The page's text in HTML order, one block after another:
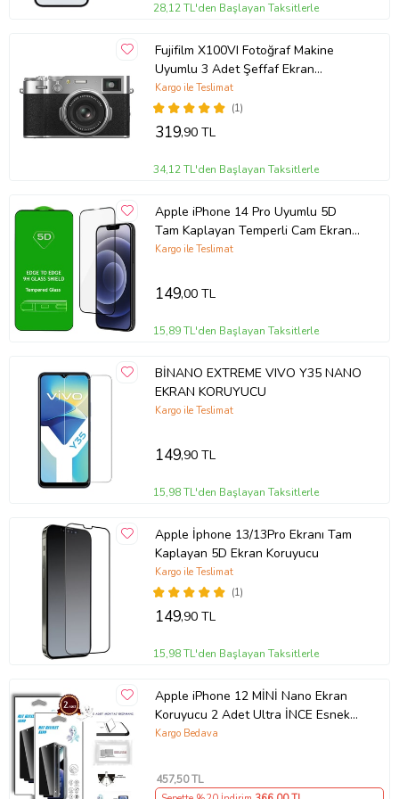
Film , kolay kurulum için özel olarak tasarlanmıştır. Ekranınızı
Uyumlu Modeller: Tiknal Esnek Nano Kırılmaz Cam Ekran Koruyucu
Film modeline uyumludur, mükemmel koruma sağlar.
için Tiknal Esnek Nano Kırılmaz Cam Ekran Koruyucu Filmyu bugün
Ürün Kodu:kcm96415407
28,12 TL'den Başlayan Taksitlerle
Fujifilm X100VI Fotoğraf Makine
Uyumlu 3 Adet Şeffaf Ekran
koruyucu Nano Jelatin
(1)
Kargo ile Teslimat
319,90 TL
34,12 TL'den Başlayan Taksitlerle
Apple iPhone 14 Pro Uyumlu 5D
Tam Kaplayan Temperli Cam Ekran
Koruyucu
Kargo ile Teslimat
149,00 TL
15,89 TL'den Başlayan Taksitlerle
BİNANO EXTREME VIVO Y35 NANO
EKRAN KORUYUCU
Kargo ile Teslimat
149,90 TL
15,98 TL'den Başlayan Taksitlerle
Apple İphone 13/13Pro Ekranı Tam
Kaplayan 5D Ekran Koruyucu
(1)
Kargo ile Teslimat
149,90 TL
15,98 TL'den Başlayan Taksitlerle
Apple iPhone 12 MİNİ Nano Ekran
Koruyucu 2 Adet Ultra İNCE Esnek
Nano MAT HAYALET
Kargo Bedava
457,50 TL